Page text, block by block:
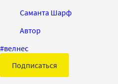
Саманта Шарф
Автор
#велнес
Подписаться